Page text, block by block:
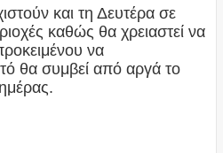
και τη Δευτέρα σε
καθώς θα χρειαστεί να
να
θα συμβεί από αργά το